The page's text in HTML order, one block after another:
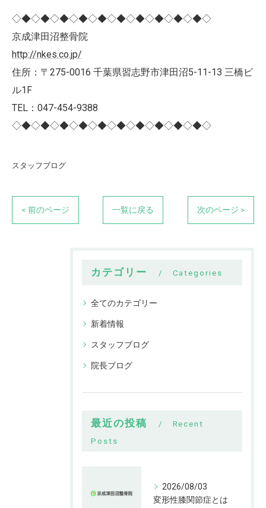
◇◆◇◆◇◆◇◆◇◆◇◆◇◆◇◆◇◆◇◆◇
京成津田沼整骨院
http://nkes.co.jp/
住所：〒275-0016 千葉県習志野市津田沼5-11-13 三橋ビ
ル1F
TEL：047-454-9388
◇◆◇◆◇◆◇◆◇◆◇◆◇◆◇◆◇◆◇◆◇
スタッフブログ
< 前のページ 一覧に戻る 次のページ >
カテゴリー Categories
全てのカテゴリー
新着情報
スタッフブログ
院長ブログ
最近の投稿
Recent
Posts
2026/08/03
変形性膝関節症とは